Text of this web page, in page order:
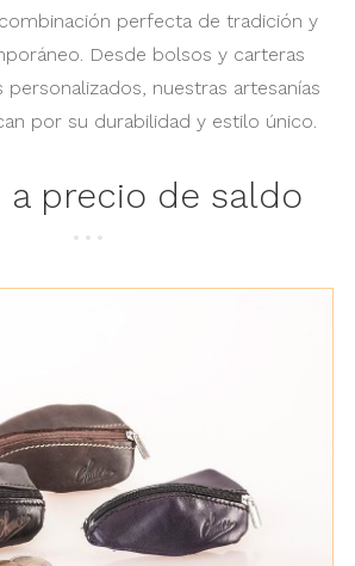
perfecta de tradición y
Desde bolsos y carteras
personalizados, nuestras artesanías
por su durabilidad y estilo único.
a precio de saldo